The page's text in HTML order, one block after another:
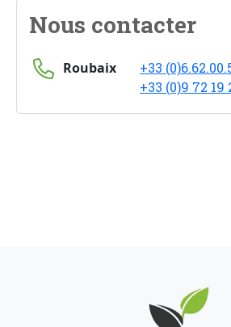
Nous contacter
Roubaix
+33
+33 (0)9 72 19